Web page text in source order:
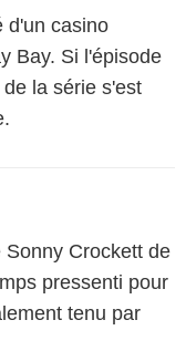
d'un casino
Bay. Si l'épisode
la série s'est
Crockett de
pressenti pour
tenu par